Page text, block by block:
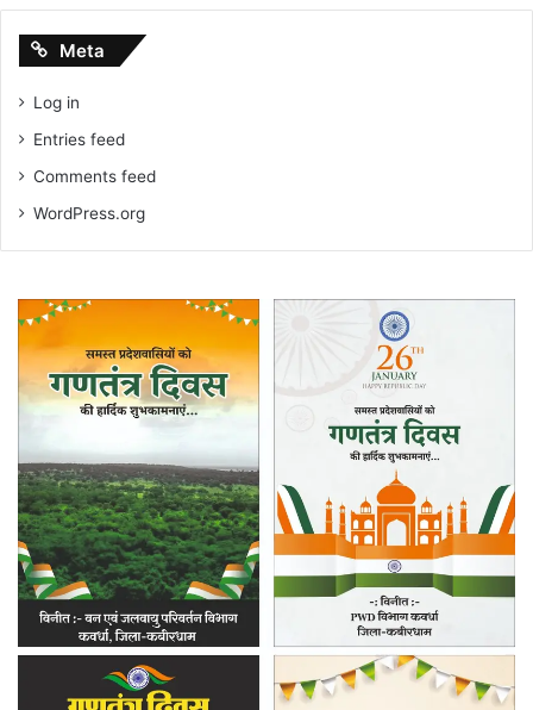
Meta
Log in
Entries feed
Comments feed
WordPress.org